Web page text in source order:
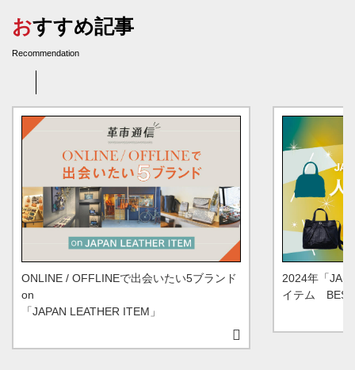
おすすめ記事
Recommendation
ONLINE / OFFLINEで出会いたい5ブランド
on
「JAPAN LEATHER ITEM」
2024年「
イテム